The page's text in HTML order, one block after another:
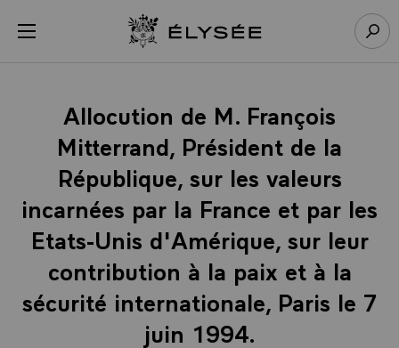
menu Retour à l’accueil Élysée
Allocution de M. François
Mitterrand, Président de la
République, sur les valeurs
incarnées par la France et par les
Etats-Unis d'Amérique, sur leur
contribution à la paix et à la
sécurité internationale, Paris le 7
juin 1994.
Panneau de gestion des cookies